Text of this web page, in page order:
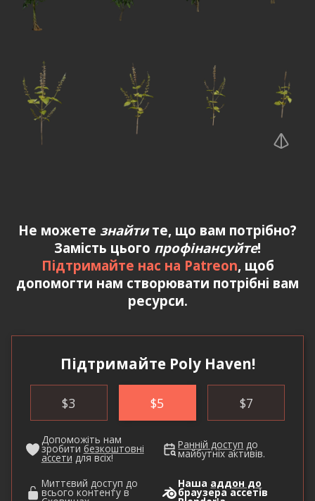
Не можете знайтите, що вам потрібно?
Замість цього профінансуйте!
Підтримайте нас на Patreon, щоб
допомогти нам створювати потрібні вам
ресурси.
Підтримайте Poly Haven!
$3 $5 $7
Допоможіть нам
зробити безкоштовні
ассети для всіх!
Ранній доступ до
майбутніх активів.
Миттєвий доступ до
всього контенту в
Наша аддон до
браузера ассетів